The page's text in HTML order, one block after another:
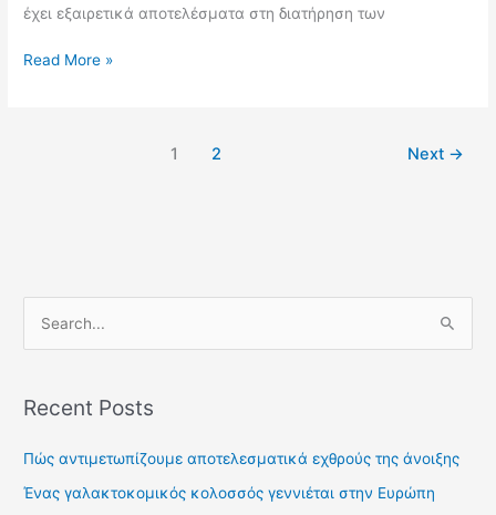
έχει εξαιρετικά αποτελέσματα στη διατήρηση των
Read More »
1 2 Next →
rRecent Posts
Πώς αντιμετωπίζουμε αποτελεσματικά εχθρούς της άνοιξης
Ένας γαλακτοκομικός κολοσσός γεννιέται στην Ευρώπη